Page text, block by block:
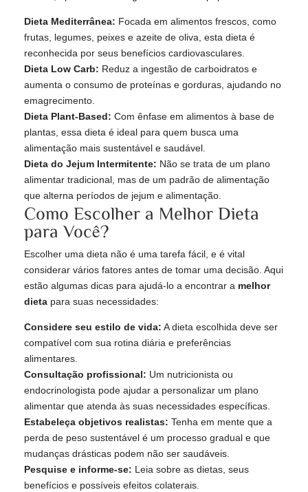
Dieta Mediterrânea: Focada em alimentos frescos, como
frutas, legumes, peixes e azeite de oliva, esta dieta é
reconhecida por seus benefícios cardiovasculares.
Dieta Low Carb: Reduz a ingestão de carboidratos e
aumenta o consumo de proteínas e gorduras, ajudando no
emagrecimento.
Dieta Plant-Based: Com ênfase em alimentos à base de
plantas, essa dieta é ideal para quem busca uma
alimentação mais sustentável e saudável.
Dieta do Jejum Intermitente: Não se trata de um plano
alimentar tradicional, mas de um padrão de alimentação
que alterna períodos de jejum e alimentação.
Como Escolher a Melhor Dieta
para Você?
Escolher uma dieta não é uma tarefa fácil, e é vital
considerar vários fatores antes de tomar uma decisão. Aqui
estão algumas dicas para ajudá-lo a encontrar a melhor
dieta para suas necessidades:
Considere seu estilo de vida: A dieta escolhida deve ser
compatível com sua rotina diária e preferências
alimentares.
Consultação profissional: Um nutricionista ou
endocrinologista pode ajudar a personalizar um plano
alimentar que atenda às suas necessidades específicas.
Estabeleça objetivos realistas: Tenha em mente que a
perda de peso sustentável é um processo gradual e que
mudanças drásticas podem não ser saudáveis.
Pesquise e informe-se: Leia sobre as dietas, seus
benefícios e possíveis efeitos colaterais.